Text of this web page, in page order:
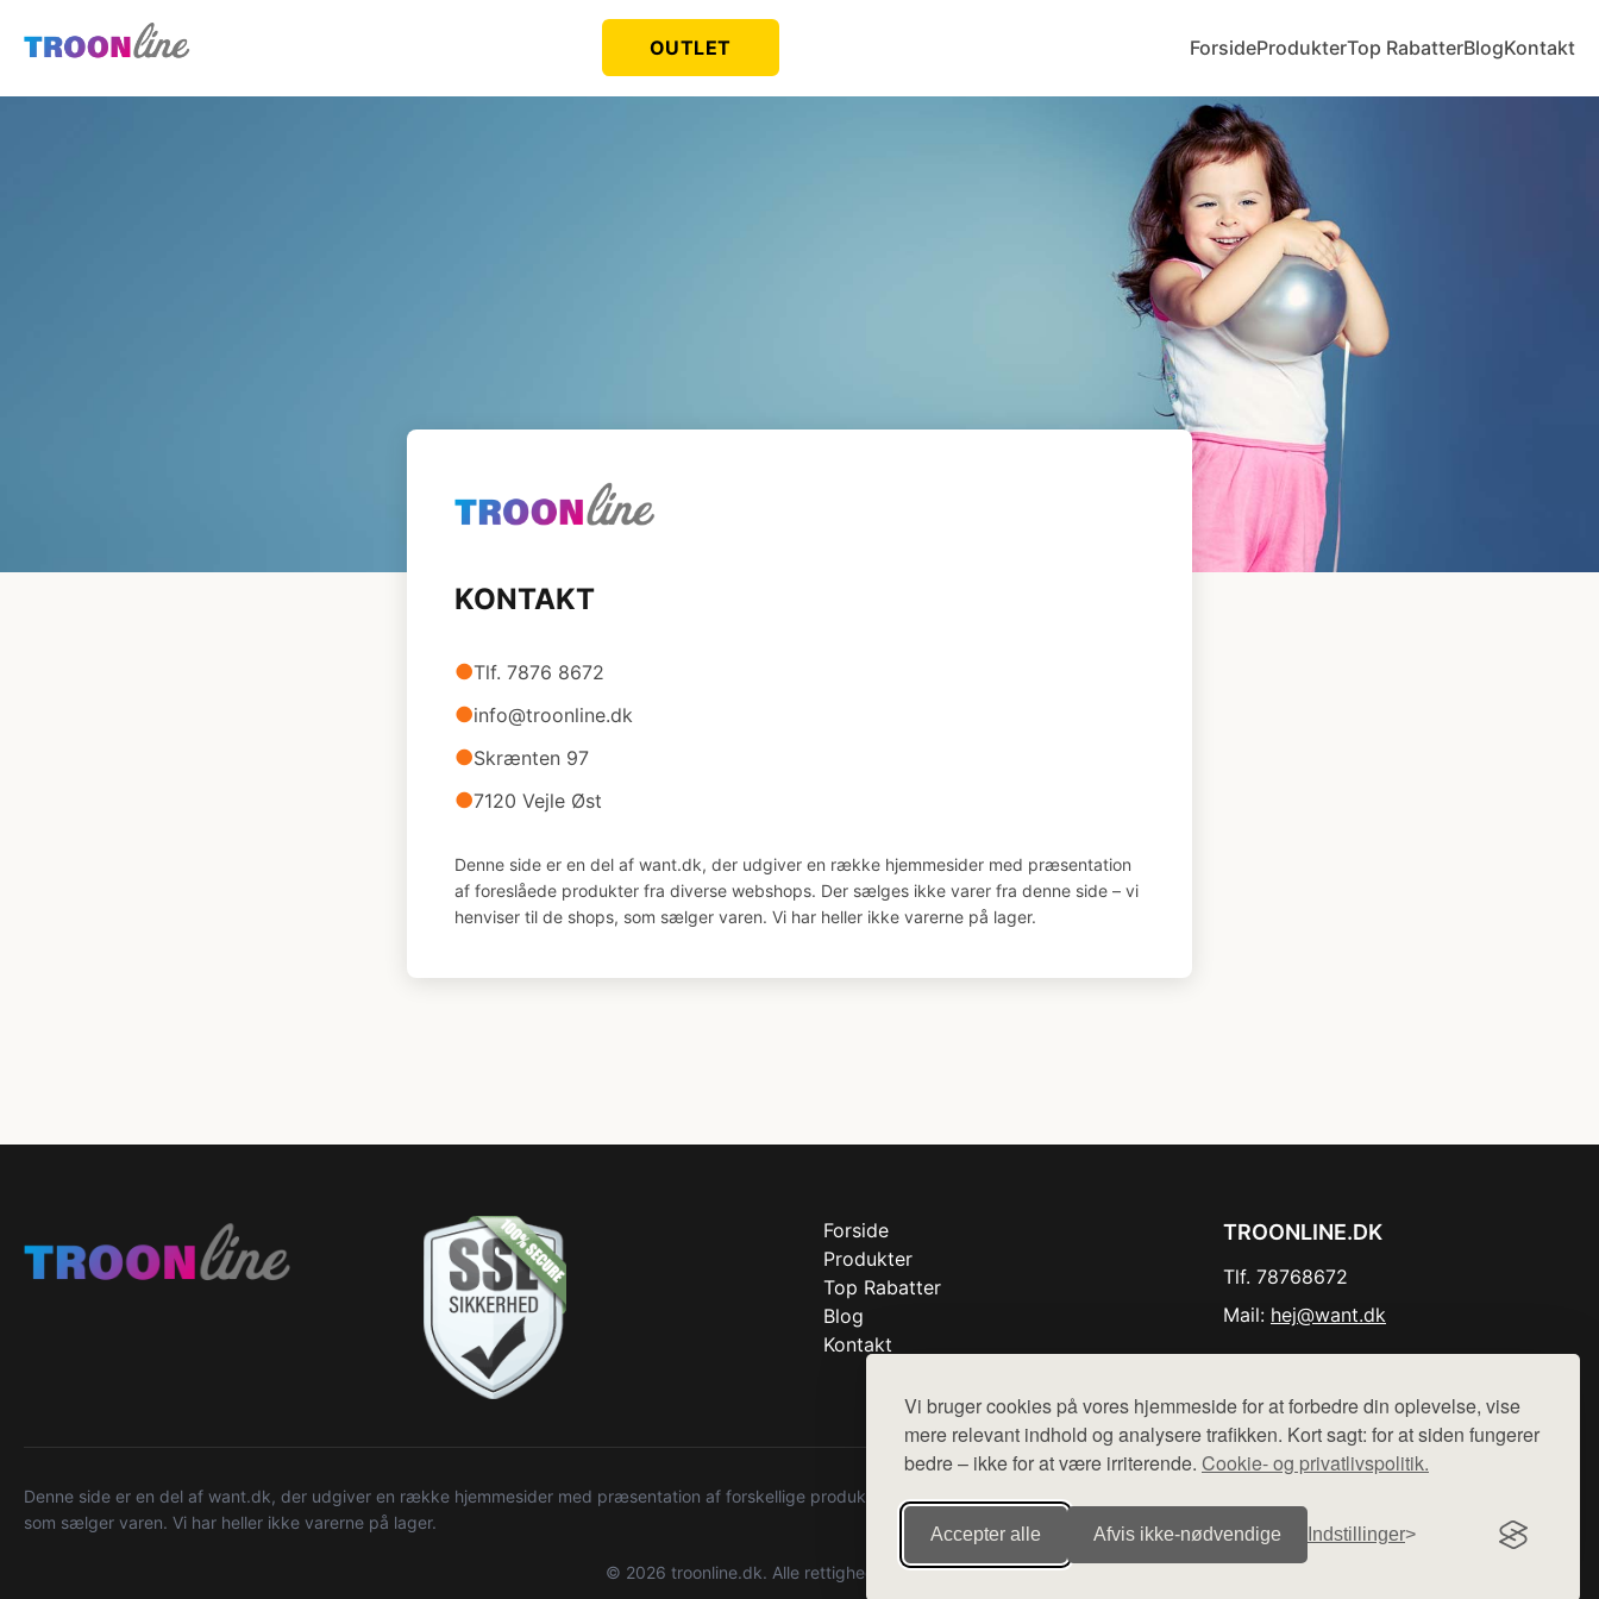
Vi bruger cookies på vores hjemmeside for at forbedre din oplevelse, vise
mere relevant indhold og analysere trafikken. Kort sagt: for at siden fungerer
bedre – ikke for at være irriterende. Cookie- og privatlivspolitik.
Accepter alle Afvis ikke‑nødvendige Indstillinger
OUTLET ForsideProdukterTop RabatterBlogKontakt
KONTAKT
●Tlf. 7876 8672
●info@troonline.dk
●Skrænten 97
●7120 Vejle Øst
Denne side er en del af want.dk, der udgiver en række hjemmesider med præsentation
af foreslåede produkter fra diverse webshops. Der sælges ikke varer fra denne side – vi
henviser til de shops, som sælger varen. Vi har heller ikke varerne på lager.
Forside
Produkter
Top Rabatter
Blog
Kontakt
TROONLINE.DK
Tlf. 78768672
Mail: hej@want.dk
Denne side er en del af want.dk, der udgiver en række hjemmesider med præsentation af forskellige produkter fra diverse webshops. Der sælges ikke varer fra denne side - vi henviser til de shops,
som sælger varen. Vi har heller ikke varerne på lager.
© 2026 troonline.dk. Alle rettigheder forbeholdes.